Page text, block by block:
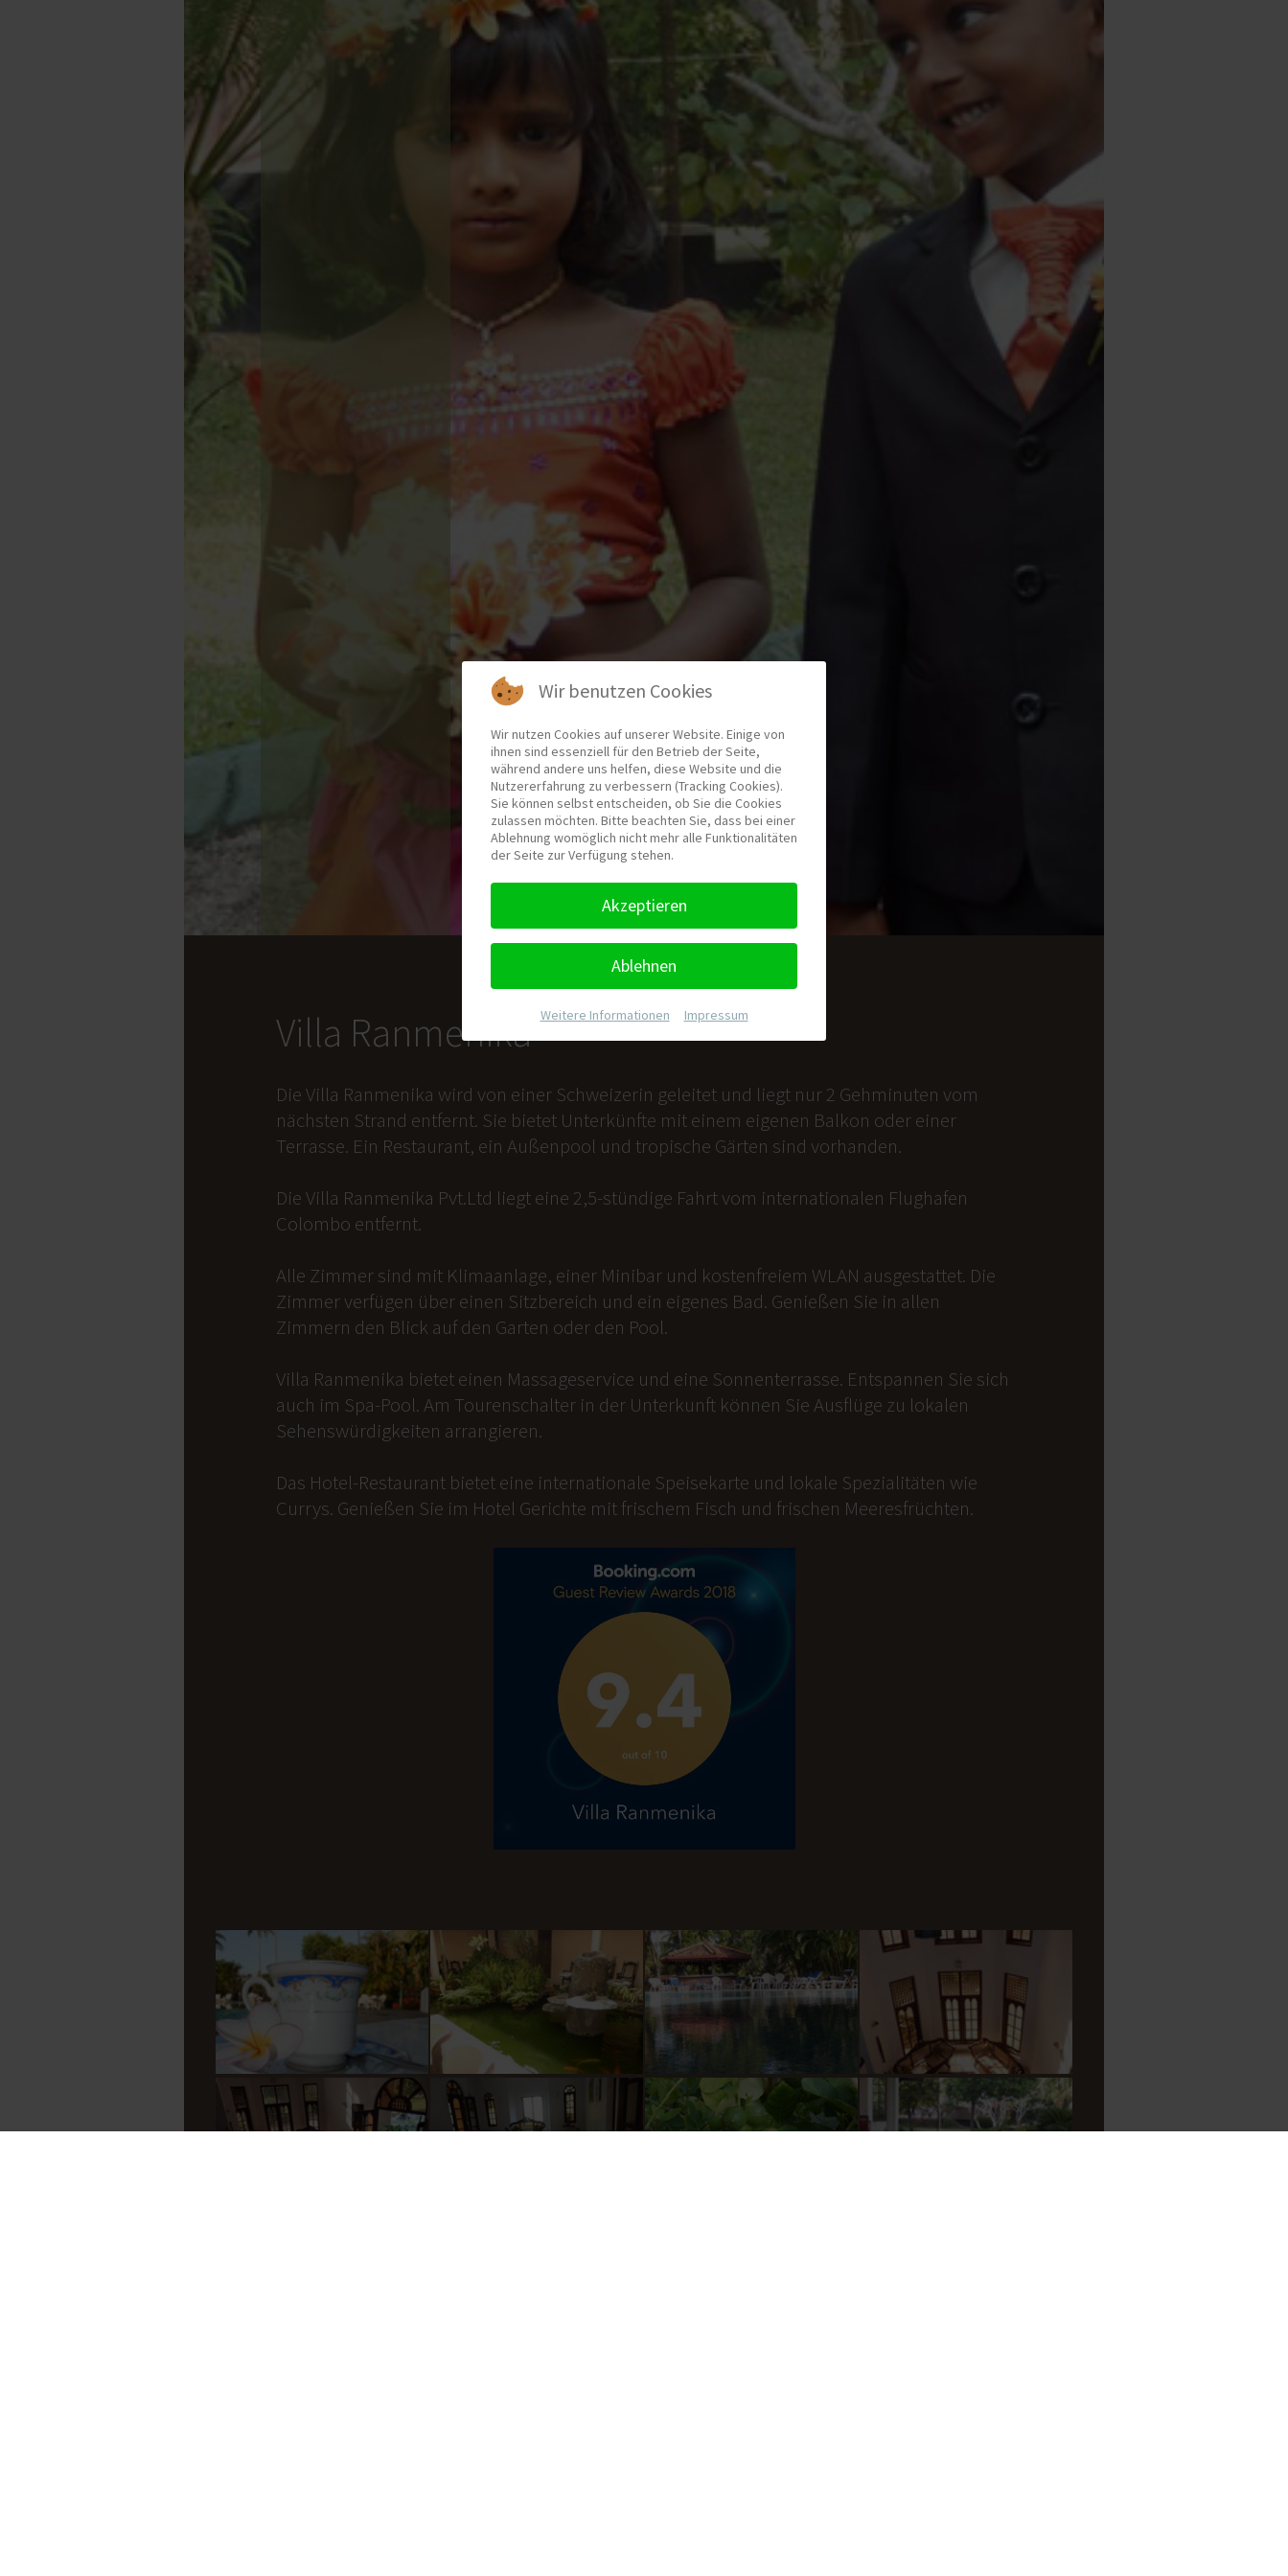
Villa Ranmenika
Die Villa Ranmenika wird von einer Schweizerin geleitet und liegt nur 2 Gehminuten vom
nächsten Strand entfernt. Sie bietet Unterkünfte mit einem eigenen Balkon oder einer
Terrasse. Ein Restaurant, ein Außenpool und tropische Gärten sind vorhanden.
Die Villa Ranmenika Pvt.Ltd liegt eine 2,5-stündige Fahrt vom internationalen Flughafen
Colombo entfernt.
Alle Zimmer sind mit Klimaanlage, einer Minibar und kostenfreiem WLAN ausgestattet. Die
Zimmer verfügen über einen Sitzbereich und ein eigenes Bad. Genießen Sie in allen
Zimmern den Blick auf den Garten oder den Pool.
Villa Ranmenika bietet einen Massageservice und eine Sonnenterrasse. Entspannen Sie sich
auch im Spa-Pool. Am Tourenschalter in der Unterkunft können Sie Ausflüge zu lokalen
Sehenswürdigkeiten arrangieren.
Das Hotel-Restaurant bietet eine internationale Speisekarte und lokale Spezialitäten wie
Currys. Genießen Sie im Hotel Gerichte mit frischem Fisch und frischen Meeresfrüchten.
Wir benutzen Cookies
Wir nutzen Cookies auf unserer Website. Einige von
ihnen sind essenziell für den Betrieb der Seite,
während andere uns helfen, diese Website und die
Nutzererfahrung zu verbessern (Tracking Cookies).
Sie können selbst entscheiden, ob Sie die Cookies
zulassen möchten. Bitte beachten Sie, dass bei einer
Ablehnung womöglich nicht mehr alle Funktionalitäten
der Seite zur Verfügung stehen.
Akzeptieren
Ablehnen
Weitere Informationen Impressum